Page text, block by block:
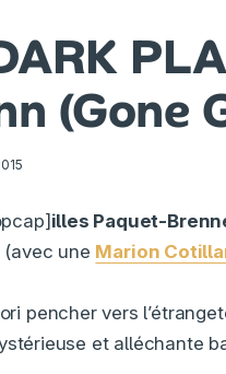
(Gone
illes Paquet-
(avec une Marion
pencher vers
et alléchante